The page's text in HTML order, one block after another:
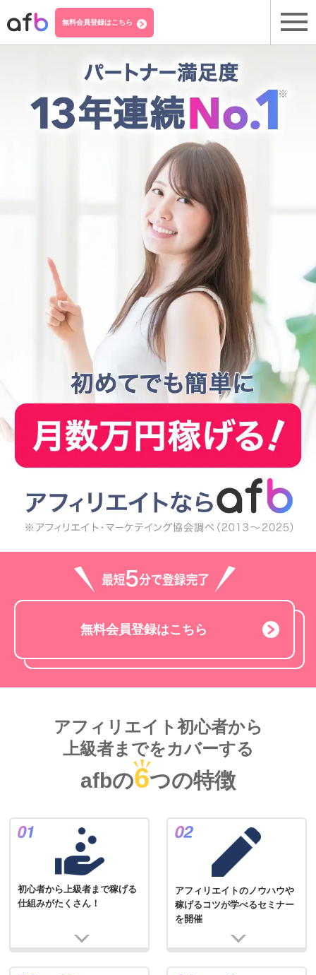
無料会員登録はこちら
無料会員登録はこちら
アフィリエイト初心者から
上級者までをカバーする
afbの6つの特徴
初心者から上級者まで稼げる
仕組みがたくさん！
アフィリエイトのノウハウや
稼げるコツが学べるセミナー
を開催